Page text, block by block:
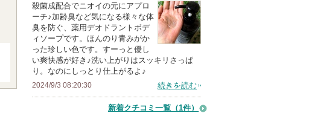
以
上
の
メ
ン
ー
に
殺菌成配合でニオイの元にアプロ
ーチ♪加齢臭など気になる様々な体
臭を防ぐ、薬用デオドラントボデ
ィソープです。ほんのり青みがか
った珍しい色です。すーっと優し
い爽快感が好き♪洗い上がりはスッキリさっぱ
り。なのにしっとり仕上がるよ♪
2024/9/3 08:20:30 続きを読む
新着クチコミ一覧 （1件）